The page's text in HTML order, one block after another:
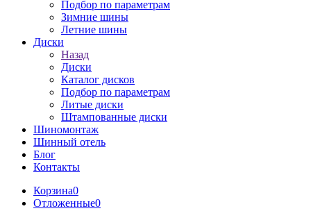
Подбор по параметрам
Зимние шины
Летние шины
Диски
Назад
Диски
Каталог дисков
Подбор по параметрам
Литые диски
Штампованные диски
Шиномонтаж
Шинный отель
Блог
Контакты
Корзина0
Отложенные0